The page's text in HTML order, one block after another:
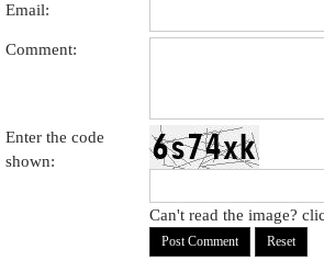
Email:
Comment:
Enter the code
shown:
Can't read the image?